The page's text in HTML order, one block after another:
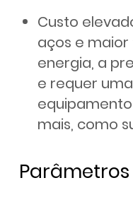
Custo
aços e
energia, a
e requer
mais, como
Parâmetros